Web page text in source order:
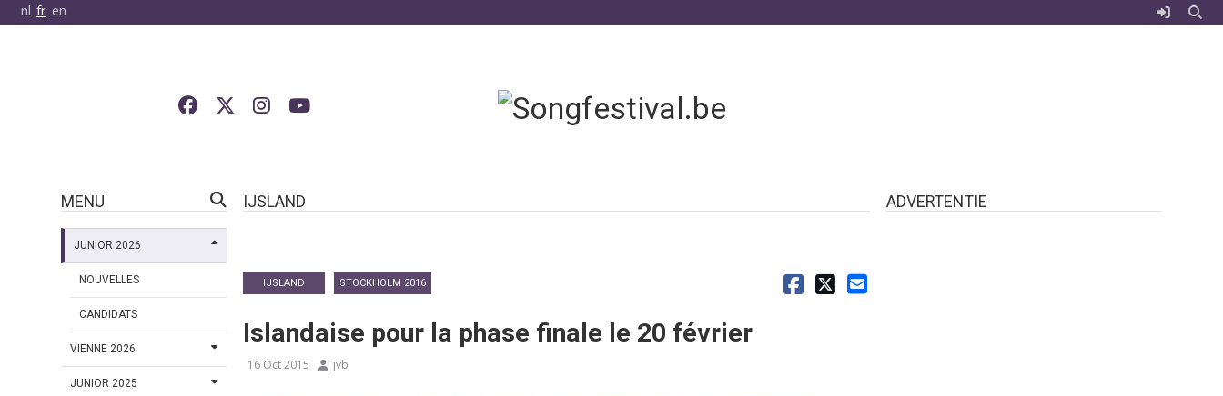
nl fr en
MENU
JUNIOR 2026
NOUVELLES
CANDIDATS
VIENNE 2026
JUNIOR 2025
IJSLAND
IJSLAND STOCKHOLM 2016
Islandaise pour la phase finale le 20 février
16 Oct 2015 jvb
ADVERTENTIE